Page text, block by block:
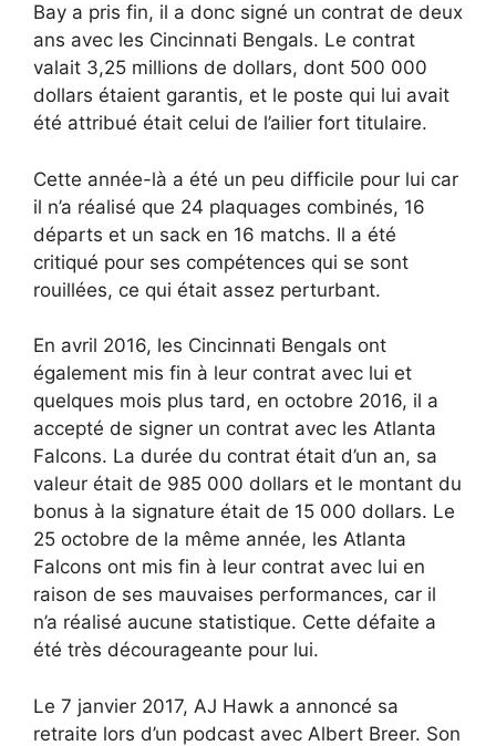
Bay a pris fin, il a donc signé un contrat de deux
ans avec les Cincinnati Bengals. Le contrat
valait 3,25 millions de dollars, dont 500 000
dollars étaient garantis, et le poste qui lui avait
été attribué était celui de l’ailier fort titulaire.
Cette année-là a été un peu difficile pour lui car
il n’a réalisé que 24 plaquages combinés, 16
départs et un sack en 16 matchs. Il a été
critiqué pour ses compétences qui se sont
rouillées, ce qui était assez perturbant.
En avril 2016, les Cincinnati Bengals ont
également mis fin à leur contrat avec lui et
quelques mois plus tard, en octobre 2016, il a
accepté de signer un contrat avec les Atlanta
Falcons. La durée du contrat était d’un an, sa
valeur était de 985 000 dollars et le montant du
bonus à la signature était de 15 000 dollars. Le
25 octobre de la même année, les Atlanta
Falcons ont mis fin à leur contrat avec lui en
raison de ses mauvaises performances, car il
n’a réalisé aucune statistique. Cette défaite a
été très décourageante pour lui.
Le 7 janvier 2017, AJ Hawk a annoncé sa
retraite lors d’un podcast avec Albert Breer. Son